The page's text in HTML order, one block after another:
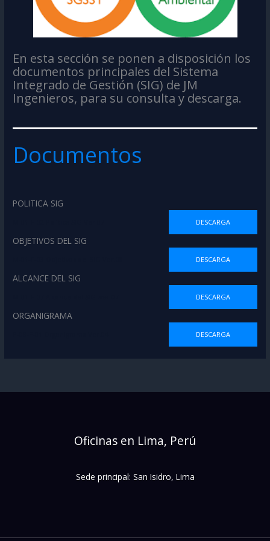
En esta sección se ponen a disposición los
documentos principales del Sistema
Integrado de Gestión (SIG) de JM
Ingenieros, para su consulta y descarga.
Documentos
POLITICA SIG
DESCARGA
OBJETIVOS DEL SIG
DESCARGA
ALCANCE DEL SIG
DESCARGA
ORGANIGRAMA
DESCARGA
Oficinas en Lima, Perú
Sede principal: San Isidro, Lima